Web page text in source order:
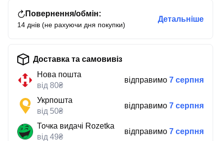
Повернення/обмін:
14 днів (не рахуючи дня покупки)
Детальніше
Доставка та самовивіз
Нова пошта
від 80₴
відправимо 7 серпня
Укрпошта
від 50₴
відправимо 7 серпня
Точка видачі Rozetka
від 49₴
відправимо 7 серпня